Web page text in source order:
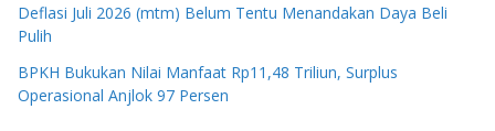
Deflasi Juli 2026 (mtm) Belum Tentu Menandakan Daya Beli
Pulih
BPKH Bukukan Nilai Manfaat Rp11,48 Triliun, Surplus
Operasional Anjlok 97 Persen